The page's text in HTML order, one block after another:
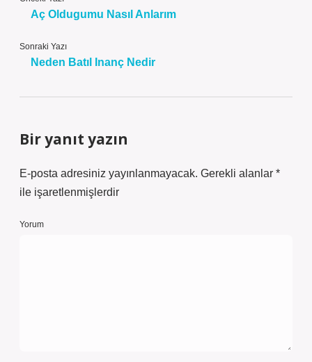
Aç Oldugumu Nasıl Anlarım
Sonraki Yazı
Neden Batıl Inanç Nedir
Bir yanıt yazın
E-posta adresiniz yayınlanmayacak. Gerekli alanlar *
ile işaretlenmişlerdir
Yorum